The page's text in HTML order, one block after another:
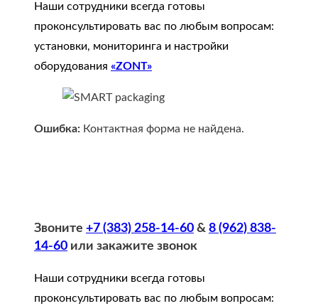
Наши сотрудники всегда готовы
проконсультировать вас по любым вопросам:
установки, мониторинга и настройки
оборудования «ZONT»
Ошибка: Контактная форма не найдена.
Звоните +7 (383) 258-14-60 & 8 (962) 838-
14-60 или закажите звонок
Наши сотрудники всегда готовы
проконсультировать вас по любым вопросам: